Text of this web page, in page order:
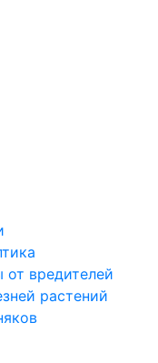
вредителей
растений